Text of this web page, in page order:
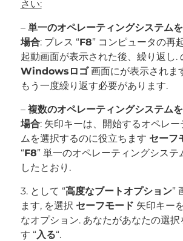
さい:
– 単一のオペレーティングシステム
場合: プレス “F8” コンピュータの再
起動画面が表示された後、繰り返し.
Windowsロゴ画面にが表示されま
もう一度繰り返す必要があります.
– 複数のオペレーティングシステム
場合: 矢印キーは、開始するオペレ
ムを選択するのに役立ちます セーフ
“F8” 単一のオペレーティングシステ
したとおり.
3. として “高度なブートオプション”
ます, を選択 セーフモード 矢印キー
なオプション. あなたがあなたの選択
す “入る“.